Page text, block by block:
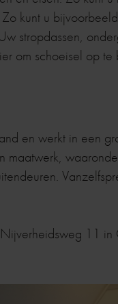
kunt u
stropdassen,
om schoeisel op te
en werkt in een
11